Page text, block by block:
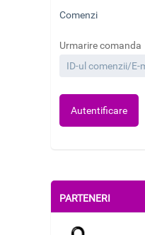
Comenzi
Urmarire comanda
Autentificare
PARTENERI